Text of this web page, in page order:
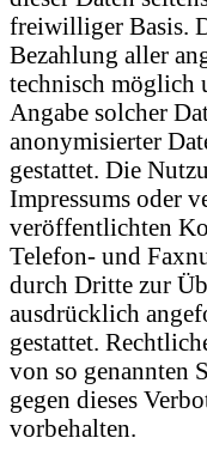
freiwilliger Basis.
Bezahlung aller
technisch möglich
Angabe solcher
anonymisierter
gestattet. Die
Impressums oder
veröffentlichten
Telefon- und
durch Dritte zur
ausdrücklich
gestattet.
von so genannten
gegen dieses
vorbehalten.